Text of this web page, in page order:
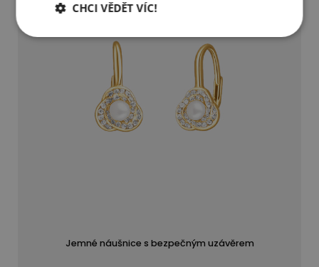
Jemné náušnice s bezpečným uzávěrem
CHCI VĚDĚT VÍC!